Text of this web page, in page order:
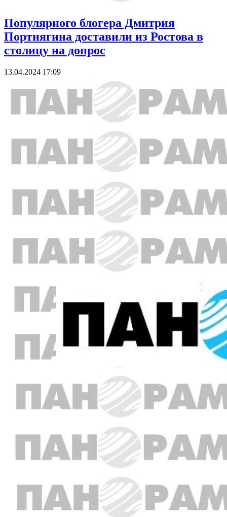
Популярного блогера Дмитрия
Портнягина доставили из Ростова в
столицу на допрос
13.04.2024 17:09